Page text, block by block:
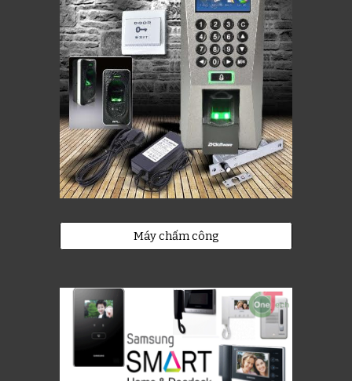
Máy chấm công